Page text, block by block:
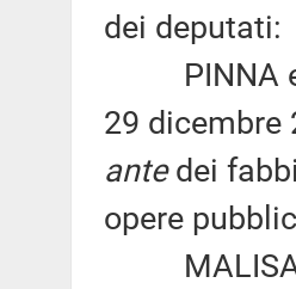
dei deputati:
PINNA ed
29
antedei
opere
MALISANI